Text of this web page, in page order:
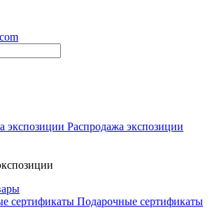
Распродажа экспозиции
Подарочные сертификаты